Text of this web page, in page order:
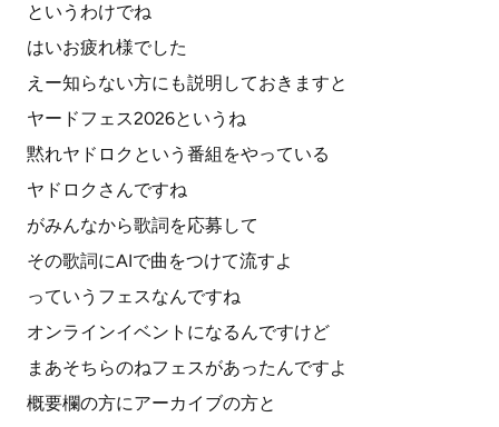
というわけでね
はいお疲れ様でした
えー知らない方にも説明しておきますと
ヤードフェス2026というね
黙れヤドロクという番組をやっている
ヤドロクさんですね
がみんなから歌詞を応募して
その歌詞にAIで曲をつけて流すよ
っていうフェスなんですね
オンラインイベントになるんですけど
まあそちらのねフェスがあったんですよ
概要欄の方にアーカイブの方と